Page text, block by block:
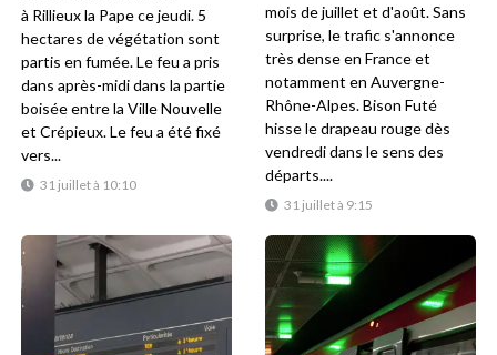
31 juillet à 10:10
à Rillieux la Pape ce jeudi. 5
hectares de végétation sont
partis en fumée. Le feu a pris
dans après-midi dans la partie
boisée entre la Ville Nouvelle
et Crépieux. Le feu a été fixé
vers...
31 juillet à 9:15
mois de juillet et d'août. Sans
surprise, le trafic s'annonce
très dense en France et
notamment en Auvergne-
Rhône-Alpes. Bison Futé
hisse le drapeau rouge dès
vendredi dans le sens des
départs....